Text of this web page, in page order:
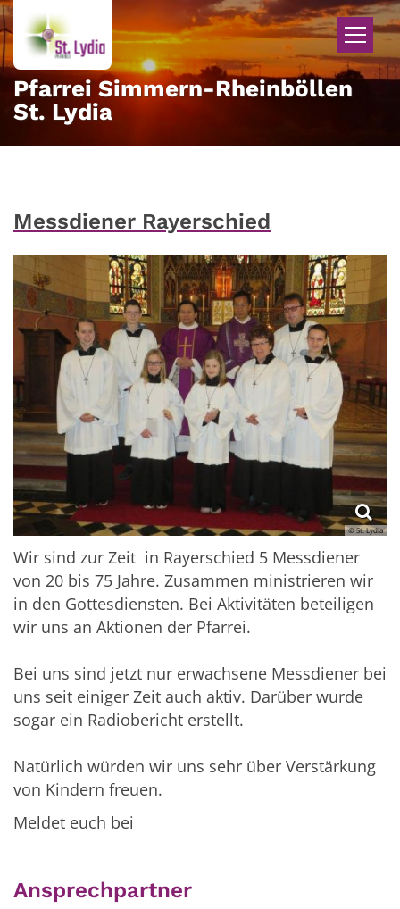
Zum Inhalt springen
Pfarrei Simmern-Rheinböllen
St. Lydia
Messdiener Rayerschied
© St. Lydia
Wir sind zur Zeit in Rayerschied 5 Messdiener
von 20 bis 75 Jahre. Zusammen ministrieren wir
in den Gottesdiensten. Bei Aktivitäten beteiligen
wir uns an Aktionen der Pfarrei.
Bei uns sind jetzt nur erwachsene Messdiener bei
uns seit einiger Zeit auch aktiv. Darüber wurde
sogar ein Radiobericht erstellt.
Natürlich würden wir uns sehr über Verstärkung
von Kindern freuen.
Meldet euch bei
Ansprechpartner